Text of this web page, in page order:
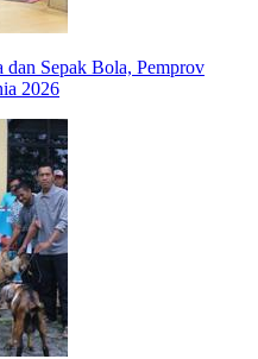
dan Sepak Bola, Pemprov
2026